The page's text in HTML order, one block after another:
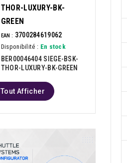
THOR-LUXURY-BK-
GREEN
EAN : 3700284619062
Disponibilité : En stock
BER00046404 SIEGE-BSK-
THOR-LUXURY-BK-GREEN
Tout Afficher